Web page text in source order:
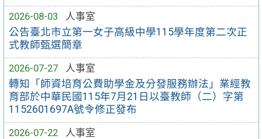
2026-08-03
人事室
公告臺北市立第一女子高級中學115學年度第二次正
式教師甄選簡章
2026-07-27
人事室
轉知「師資培育公費助學金及分發服務辦法」業經教
育部於中華民國115年7月21日以臺教師（二）字第
1152601697A號令修正發布
2026-07-22
人事室